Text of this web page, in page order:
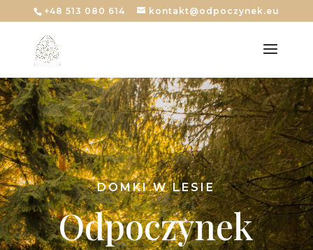
+48 513 080 614 kontakt@odpoczynek.eu
DOMKI W LESIE
Odpoczynek